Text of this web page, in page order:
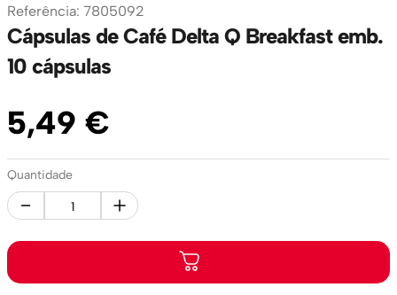
Referência: 7805092
Cápsulas de Café Delta Q Breakfast emb.
10 cápsulas
5,49 €
Quantidade